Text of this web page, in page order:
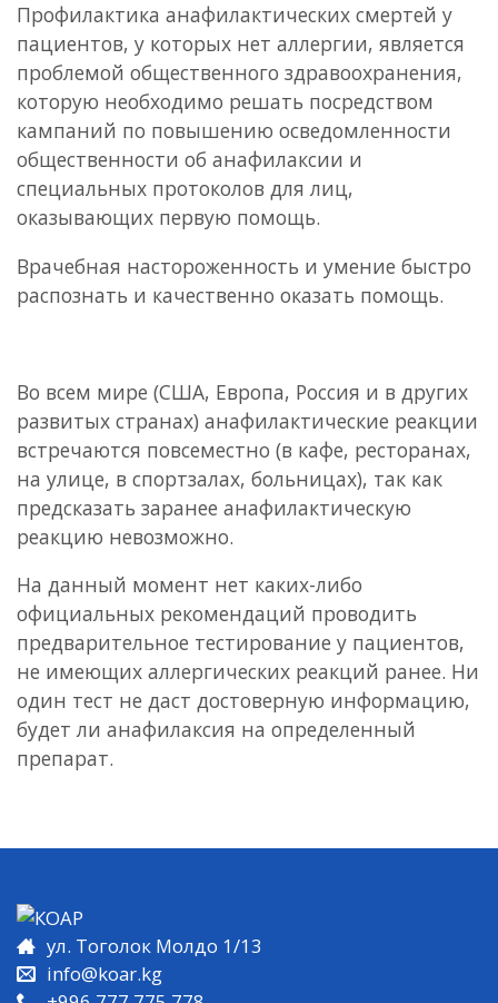
Профилактика анафилактических смертей у
пациентов, у которых нет аллергии, является
проблемой общественного здравоохранения,
которую необходимо решать посредством
кампаний по повышению осведомленности
общественности об анафилаксии и
специальных протоколов для лиц,
оказывающих первую помощь.
Врачебная настороженность и умение быстро
распознать и качественно оказать помощь.
Во всем мире (США, Европа, Россия и в других
развитых странах) анафилактические реакции
встречаются повсеместно (в кафе, ресторанах,
на улице, в спортзалах, больницах), так как
предсказать заранее анафилактическую
реакцию невозможно.
На данный момент нет каких-либо
официальных рекомендаций проводить
предварительное тестирование у пациентов,
не имеющих аллергических реакций ранее. Ни
один тест не даст достоверную информацию,
будет ли анафилаксия на определенный
препарат.
ул. Тоголок Молдо 1/13
info@koar.kg